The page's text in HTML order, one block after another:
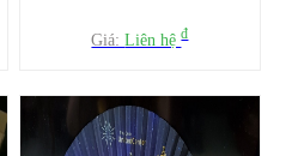
Giá:Liên hệđ